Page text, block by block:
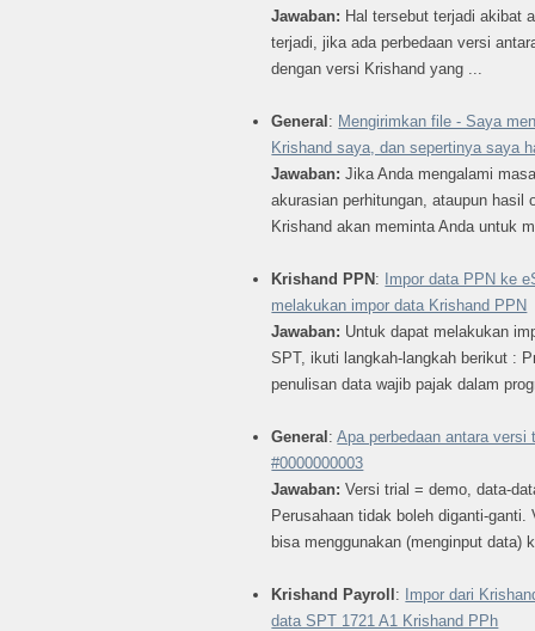
Jawaban: Hal tersebut terjadi akibat
terjadi, jika ada perbedaan versi
dengan versi Krishand yang ...
General: Mengirimkan file - Saya
Krishand saya, dan sepertinya saya
Jawaban:Jika Anda mengalami
akurasian perhitungan, ataupun
Krishand akan meminta Anda untuk
Krishand PPN: Impor data PPN ke
melakukan impor data Krishand PPN
Jawaban: Untuk dapat melakukan
SPT, ikuti langkah-langkah berikut :
penulisan data wajib pajak dalam
General:Apa perbedaan antara
#0000000003
Jawaban:Versi trial = demo, data-
Perusahaan tidak boleh diganti-
bisa menggunakan (menginput data)
Krishand Payroll: Impor dari
data SPT 1721 A1 Krishand PPh